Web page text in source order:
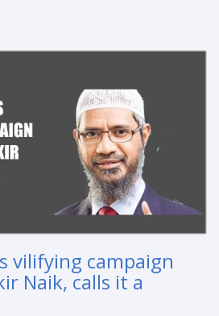
vilifying campaign
Naik, calls it a